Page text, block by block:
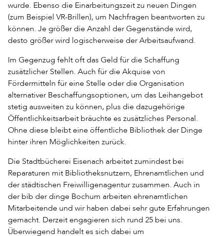
wurde. Ebenso die Einarbeitungszeit zu neuen Dingen
(zum Beispiel VR-Brillen), um Nachfragen beantworten zu
können. Je größer die Anzahl der Gegenstände wird,
desto größer wird logischerweise der Arbeitsaufwand.
Im Gegenzug fehlt oft das Geld für die Schaffung
zusätzlicher Stellen. Auch für die Akquise von
Fördermitteln für eine Stelle oder die Organisation
alternativer Beschaffungsoptionen, um das Leihangebot
stetig ausweiten zu können, plus die dazugehörige
Öffentlichkeitsarbeit bräuchte es zusätzliches Personal.
Ohne diese bleibt eine öffentliche Bibliothek der Dinge
hinter ihren Möglichkeiten zurück.
Die Stadtbücherei Eisenach arbeitet zumindest bei
Reparaturen mit Bibliotheksnutzern, Ehrenamtlichen und
der städtischen Freiwilligenagentur zusammen. Auch in
der bib der dinge Bochum arbeiten ehrenamtlichen
Mitarbeitende und wir haben dabei sehr gute Erfahrungen
gemacht. Derzeit engagieren sich rund 25 bei uns.
Überwiegend handelt es sich dabei um